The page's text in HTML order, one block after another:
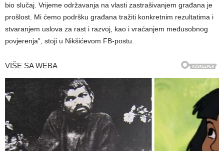
bio slučaj. Vrijeme održavanja na vlasti zastrašivanjem građana je
prošlost. Mi ćemo podršku građana tražiti konkretnim rezultatima i
stvaranjem uslova za rast i razvoj, kao i vraćanjem međusobnog
povjerenja”, stoji u Nikšićevom FB-postu.